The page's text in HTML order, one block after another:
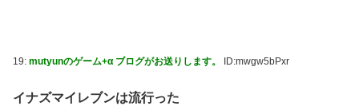
19: mutyunのゲーム+α ブログがお送りします。 ID:mwgw5bPxr
イナズマイレブンは流行った